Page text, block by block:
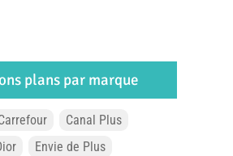
plans par marque
Canal Plus
Envie de Plus